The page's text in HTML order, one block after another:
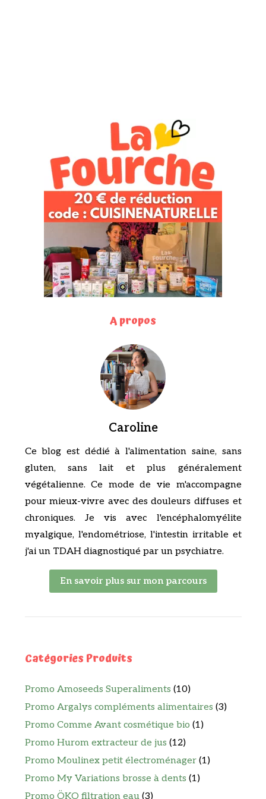
A propos
Caroline
Ce blog est dédié à l'alimentation saine, sans
gluten, sans lait et plus généralement
végétalienne. Ce mode de vie m'accompagne
pour mieux-vivre avec des douleurs diffuses et
chroniques. Je vis avec l'encéphalomyélite
myalgique, l'endométriose, l'intestin irritable et
j'ai un TDAH diagnostiqué par un psychiatre.
En savoir plus sur mon parcours
Catégories Produits
Promo Amoseeds Superaliments (10)
Promo Argalys compléments alimentaires (3)
Promo Comme Avant cosmétique bio (1)
Promo Hurom extracteur de jus (12)
Promo Moulinex petit électroménager (1)
Promo My Variations brosse à dents (1)
Promo ÖKO filtration eau (3)